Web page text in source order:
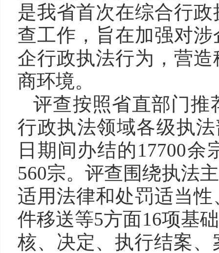
是我省首次在综合行
查工作，旨在加强对
企行政执法行为，营
商环境。
评查按照省直部门推
行政执法领域各级执
日期间办结的17700
560宗。评查围绕执法
适用法律和处罚适当
件移送等5方面16项基
核、决定、执行结案